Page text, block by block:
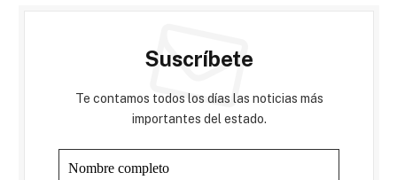
Suscríbete
Te contamos todos los días las noticias más
importantes del estado.